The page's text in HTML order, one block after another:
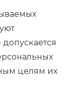
целям их